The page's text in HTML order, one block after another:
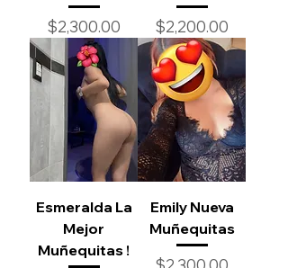
Precio
$2,300.00 Precio
$2,200.00
Esmeralda La
Mejor
Muñequitas !
Emily Nueva
Muñequitas
Precio